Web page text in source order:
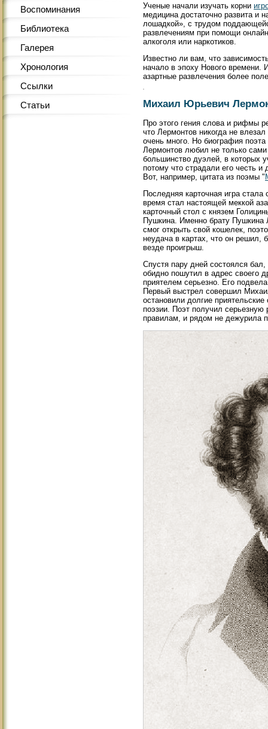
Воспоминания
Библиотека
Галерея
Хронология
Ссылки
Статьи
Ученые начали изучать корни
медицина достаточно развита и
лошадкой», с трудом
развлечениям при помощи
алкоголя или наркотиков.
Известно ли вам, что
начало в эпоху Нового времени.
азартные развлечения более
Михаил Юрьевич
Про этого гения слова и рифмы
что Лермонтов никогда не
очень много. Но биография
Лермонтов любил не только
большинство дуэлей, в которых
потому что страдали его честь
Вот, например, цитата из поэмы "
Последняя карточная игра
время стал настоящей меккой
карточный стол с князем
Пушкина. Именно брату Пушкина
смог открыть свой кошелек,
неудача в картах, что он решил,
везде проигрыш.
Спустя пару дней состоялся
обидно пошутил в адрес своего
приятелем серьезно. Его
Первый выстрел совершил
остановили долгие
поэзии. Поэт получил
правилам, и рядом не дежурила